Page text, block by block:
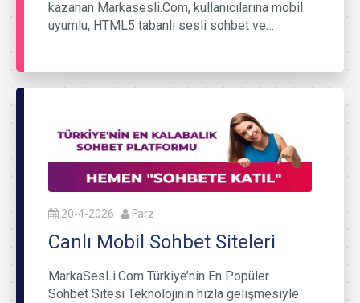
kazanan Markasesli.Com, kullanıcılarına mobil
uyumlu, HTML5 tabanlı sesli sohbet ve…
20-4-2026 Farz
Canlı Mobil Sohbet Siteleri
MarkaSesLi.Com Türkiye’nin En Popüler
Sohbet Sitesi Teknolojinin hızla gelişmesiyle